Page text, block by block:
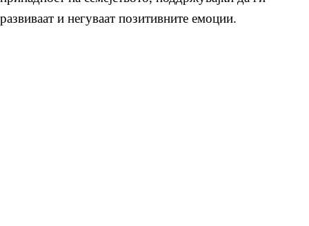
развиваат и негуваат позитивните емоции.